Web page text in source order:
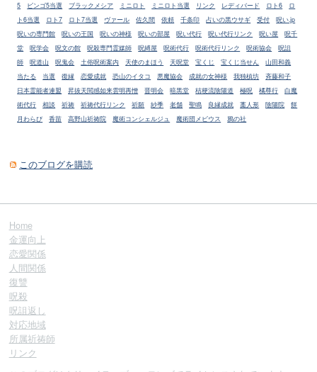
5
ビンゴ5当選 ブラックメシア ミニロト ミニロト当選 リンク レディバード ロト6
ロ
ト6当選
ロト7 ロト7当選 ヴァール 佐久間 依頼 千条印 占いの黒ウサギ 受付
呪い.jp
呪いの専門館
呪いの王国 呪いの神様 呪いの部屋 呪い代行 呪い代行リンク 呪い屋
呪千
堂
呪学会 呪文の館 呪殺専門霊媒師 呪縛屋 呪術代行 呪術代行リンク 呪術協会
呪詛
師
呪道山 呪鬼会 土俗呪術案内 天使のまほう 天呪堂 宝くじ 宝くじ当せん
山田和義
当たる
当選 復縁 恋愛成就 恐山のイタコ 悪魔協会 成就の女神様 我独槙坊
斉藤和子
日本霊能者連盟
昇抜天閲感如来雲明再憎 晋明会 暗黒堂 桔梗流陰陽道 極呪 橘尊行
白魔
術代行
相談 祈祷 祈祷代行リンク 祈願 紗季 老舗 聖鳴 良縁成就 藁人形 陰陽院
餅
月わらび
香苗 高野山祈祷院 魔術コンシェルジュ 魔術団メビウス 鴉の社
このブログを購読
Home
金運向上
恋愛関係
人間関係
復讐
呪殺
呪詛返し
対応地域
所属祈祷師
リンク